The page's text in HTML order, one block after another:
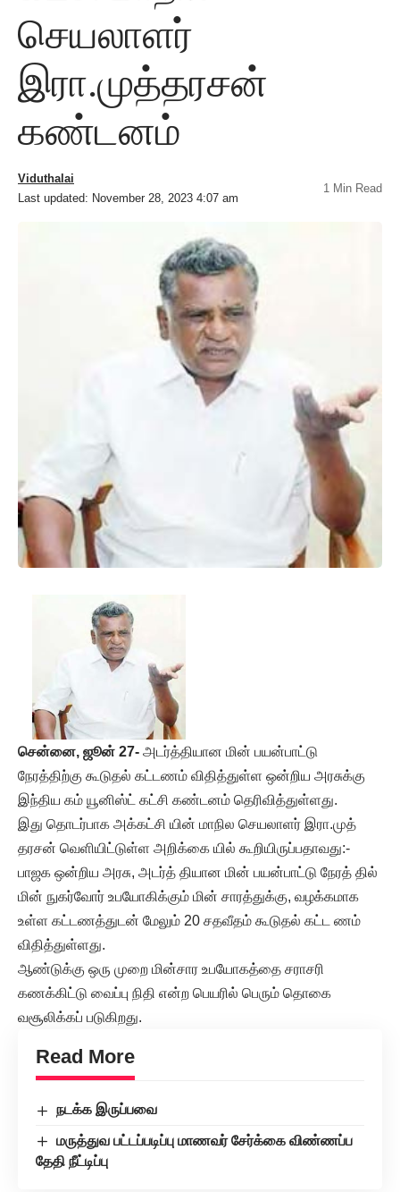
செயலாளர்
இரா.முத்தரசன்
கண்டனம்
Last updated: November 28, 2023 4:07 am
Viduthalai
1 Min Read
சென்னை, ஜூன் 27- அடர்த்தியான மின் பயன்பாட்டு
நேரத்திற்கு கூடுதல் கட்டணம் விதித்துள்ள ஒன்றிய அரசுக்கு
இந்திய கம் யூனிஸ்ட் கட்சி கண்டனம் தெரிவித்துள்ளது.
இது தொடர்பாக அக்கட்சி யின் மாநில செயலாளர் இரா.முத்
தரசன் வெளியிட்டுள்ள அறிக்கை யில் கூறியிருப்பதாவது:-
பாஜக ஒன்றிய அரசு, அடர்த் தியான மின் பயன்பாட்டு நேரத் தில்
மின் நுகர்வோர் உபயோகிக்கும் மின் சாரத்துக்கு, வழக்கமாக
உள்ள கட்டணத்துடன் மேலும் 20 சதவீதம் கூடுதல் கட்ட ணம்
விதித்துள்ளது.
ஆண்டுக்கு ஒரு முறை மின்சார உபயோகத்தை சராசரி
கணக்கிட்டு வைப்பு நிதி என்ற பெயரில் பெரும் தொகை
வசூலிக்கப் படுகிறது.
Read More
நடக்க இருப்பவை
மருத்துவ பட்டப்படிப்பு மாணவர் சேர்க்கை விண்ணப்ப
தேதி நீட்டிப்பு